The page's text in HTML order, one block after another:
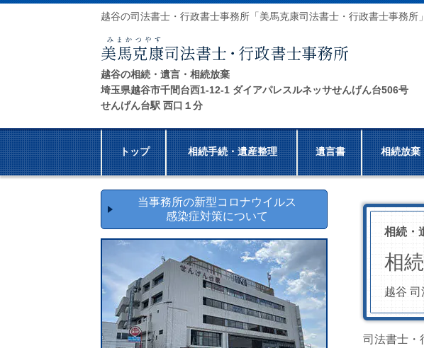
越谷の司法書士・行政書士事務所「美馬克康司法書士・行政書士事務所」
越谷の相続・遺言・相続放棄
埼玉県越谷市千間台西1-12-1 ダイアパレスルネッサせんげん台506号
せんげん台駅 西口１分
トップ 相続手続・遺産整理 遺言書 相続放棄
相続・
相
越谷
司法書士・
当事務所の新型コロナウイルス
感染症対策について